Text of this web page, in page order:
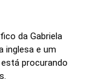
da Gabriela
inglesa e um
procurando